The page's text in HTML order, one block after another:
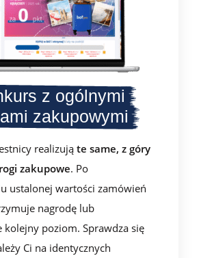
z ogólnymi
zakupowymi
realizują te same, z góry
zakupowe. Po
ustalonej wartości zamówień
nagrodę lub
poziom. Sprawdza się
Ci na identycznych